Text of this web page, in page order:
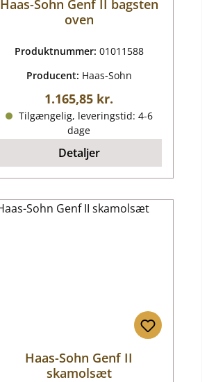
Haas-Sohn Genf II bagsten
oven
Produktnummer: 01011588
Producent: Haas-Sohn
Almindelig pris:
1.165,85 kr.
Tilgængelig, leveringstid: 4-6
dage
Detaljer
Haas-Sohn Genf II
skamolsæt